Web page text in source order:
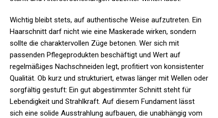
Wichtig bleibt stets, auf authentische Weise aufzutreten. Ein
Haarschnitt darf nicht wie eine Maskerade wirken, sondern
sollte die charaktervollen Züge betonen. Wer sich mit
passenden Pflegeprodukten beschäftigt und Wert auf
regelmäßiges Nachschneiden legt, profitiert von konsistenter
Qualität. Ob kurz und strukturiert, etwas länger mit Wellen oder
sorgfältig gestuft: Ein gut abgestimmter Schnitt steht für
Lebendigkeit und Strahlkraft. Auf diesem Fundament lässt
sich eine solide Ausstrahlung aufbauen, die unabhängig vom